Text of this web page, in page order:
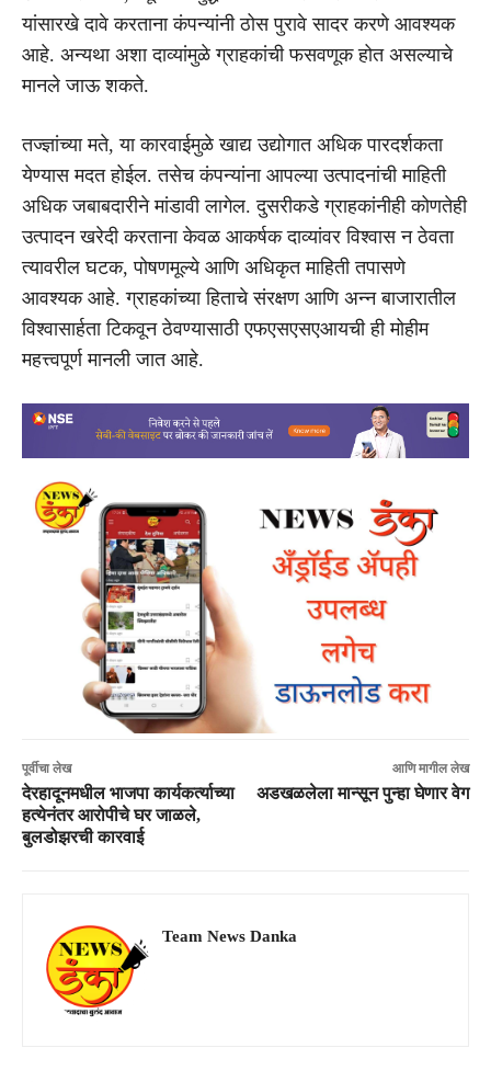
यांसारखे दावे करताना कंपन्यांनी ठोस पुरावे सादर करणे आवश्यक
आहे. अन्यथा अशा दाव्यांमुळे ग्राहकांची फसवणूक होत असल्याचे
मानले जाऊ शकते.
तज्ज्ञांच्या मते, या कारवाईमुळे खाद्य उद्योगात अधिक पारदर्शकता
येण्यास मदत होईल. तसेच कंपन्यांना आपल्या उत्पादनांची माहिती
अधिक जबाबदारीने मांडावी लागेल. दुसरीकडे ग्राहकांनीही कोणतेही
उत्पादन खरेदी करताना केवळ आकर्षक दाव्यांवर विश्वास न ठेवता
त्यावरील घटक, पोषणमूल्ये आणि अधिकृत माहिती तपासणे
आवश्यक आहे. ग्राहकांच्या हिताचे संरक्षण आणि अन्न बाजारातील
विश्वासार्हता टिकवून ठेवण्यासाठी एफएसएसएआयची ही मोहीम
महत्त्वपूर्ण मानली जात आहे.
पूर्वीचा लेख
देरहादूनमधील भाजपा कार्यकर्त्याच्या
हत्येनंतर आरोपीचे घर जाळले,
बुलडोझरची कारवाई
आणि मागील लेख
अडखळलेला मान्सून पुन्हा घेणार वेग
Team News Danka